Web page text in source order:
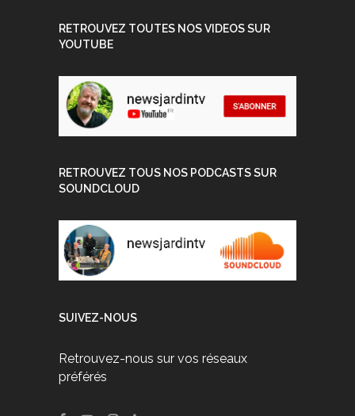
RETROUVEZ TOUTES NOS VIDEOS SUR
YOUTUBE
RETROUVEZ TOUS NOS PODCASTS SUR
SOUNDCLOUD
SUIVEZ-NOUS
Retrouvez-nous sur vos réseaux
préférés